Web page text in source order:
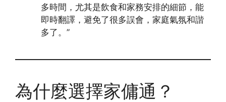
多時間，尤其是飲食和家務安排的細節，能
即時翻譯，避免了很多誤會，家庭氣氛和諧
多了。”
為什麼選擇家傭通？